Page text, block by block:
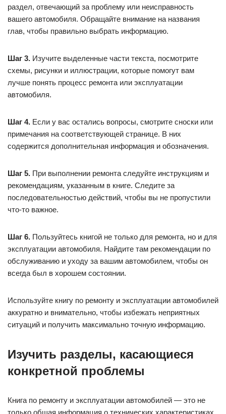
раздел, отвечающий за проблему или неисправность
вашего автомобиля. Обращайте внимание на названия
глав, чтобы правильно выбрать информацию.
Шаг 3. Изучите выделенные части текста, посмотрите
схемы, рисунки и иллюстрации, которые помогут вам
лучше понять процесс ремонта или эксплуатации
автомобиля.
Шаг 4. Если у вас остались вопросы, смотрите сноски или
примечания на соответствующей странице. В них
содержится дополнительная информация и обозначения.
Шаг 5. При выполнении ремонта следуйте инструкциям и
рекомендациям, указанным в книге. Следите за
последовательностью действий, чтобы вы не пропустили
что-то важное.
Шаг 6. Пользуйтесь книгой не только для ремонта, но и для
эксплуатации автомобиля. Найдите там рекомендации по
обслуживанию и уходу за вашим автомобилем, чтобы он
всегда был в хорошем состоянии.
Используйте книгу по ремонту и эксплуатации автомобилей
аккуратно и внимательно, чтобы избежать неприятных
ситуаций и получить максимально точную информацию.
Изучить разделы, касающиеся
конкретной проблемы
Книга по ремонту и эксплуатации автомобилей — это не